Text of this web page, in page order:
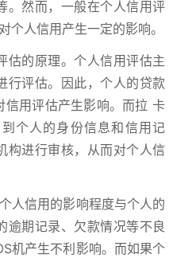
。然而，一般在个人信用评
个人信用产生一定的影响。
估的原理。个人信用评估主
行评估。因此，个人的贷款
信用评估产生影响。而拉 卡
个人的身份信息和信用记
构进行审核，从而对个人信
人信用的影响程度与个人的
逾期记录、欠款情况等不良
机产生不利影响。而如果个